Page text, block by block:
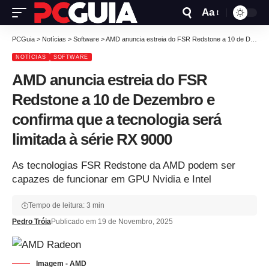
Aa
PCGuia > Notícias > Software >AMD anuncia estreia do FSR Redstone a 10 de Dezembro e confirma que a tecnologia será limitada à série RX 9000
NOTÍCIAS SOFTWARE
AMD anuncia estreia do FSR
Redstone a 10 de Dezembro e
confirma que a tecnologia será
limitada à série RX 9000
As tecnologias FSR Redstone da AMD podem ser
capazes de funcionar em GPU Nvidia e Intel
Pedro TróiaPublicado em 19 de Novembro, 2025
Tempo de leitura: 3 min
Imagem - AMD